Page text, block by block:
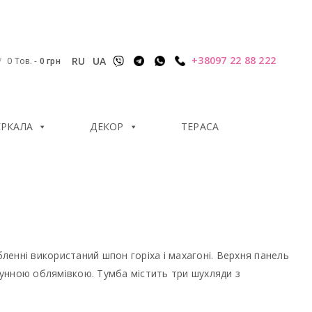
0 Тов. - 0 грн RU UA +38097 22 88 222
ДЕКОР ТЕРАСА
використаний шпон горіха і махагоні. Верхня панель
облямівкою. Тумба містить три шухляди з